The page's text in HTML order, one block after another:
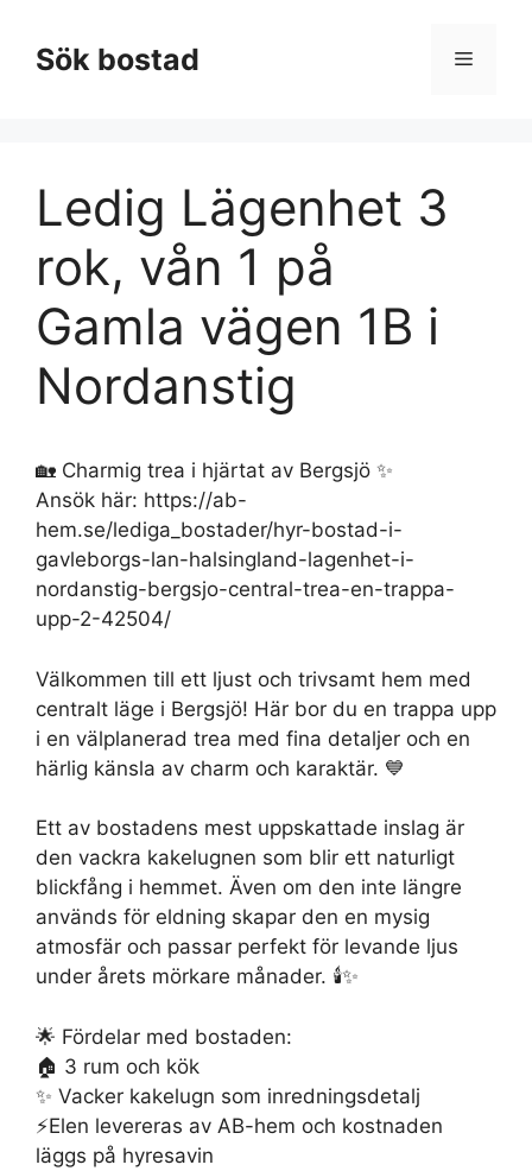
innehållSök bostad Meny
Ledig Lägenhet 3
rok, vån 1 på
Gamla vägen 1B i
Nordanstig
🏡 Charmig trea i hjärtat av Bergsjö ✨
Ansök här: https://ab-
hem.se/lediga_bostader/hyr-bostad-i-
gavleborgs-lan-halsingland-lagenhet-i-
nordanstig-bergsjo-central-trea-en-trappa-
upp-2-42504/
Välkommen till ett ljust och trivsamt hem med
centralt läge i Bergsjö! Här bor du en trappa upp
i en välplanerad trea med fina detaljer och en
härlig känsla av charm och karaktär. 💙
Ett av bostadens mest uppskattade inslag är
den vackra kakelugnen som blir ett naturligt
blickfång i hemmet. Även om den inte längre
används för eldning skapar den en mysig
atmosfär och passar perfekt för levande ljus
under årets mörkare månader. 🕯️✨
🌟 Fördelar med bostaden:
🏠 3 rum och kök
✨ Vacker kakelugn som inredningsdetalj
⚡Elen levereras av AB-hem och kostnaden
läggs på hyresavin